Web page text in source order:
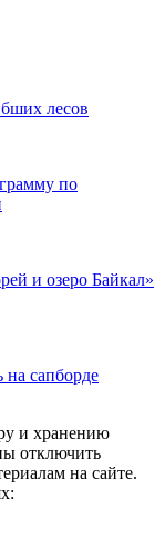
лесов
по
и озеро Байкал»
нa caпбopдe
и хранению
отключить
на сайте.